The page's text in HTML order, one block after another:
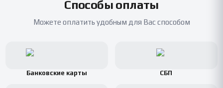
Способы оплаты
Можете оплатить удобным для Вас способом
Банковские карты СБП